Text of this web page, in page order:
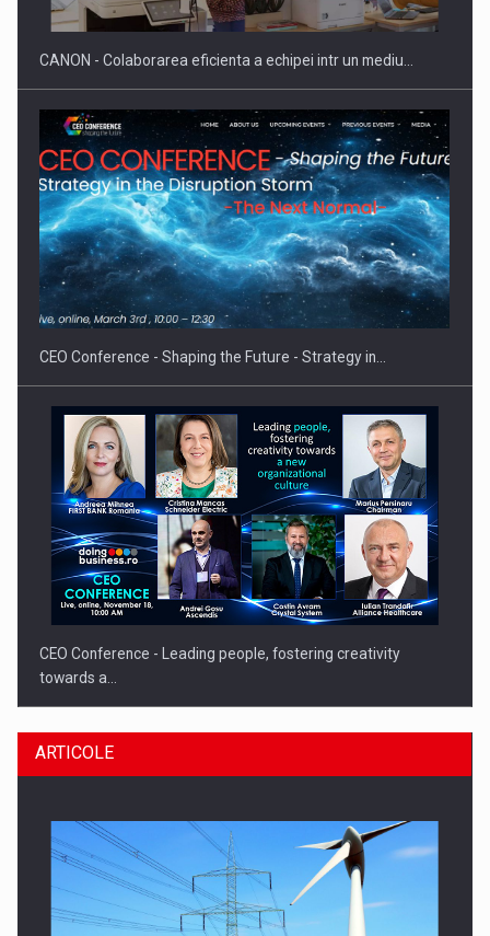
Hard Enduro Piatra Craiului 2026, fueled by benzinariile RO…
CANON - Colaborarea eficienta a echipei intr un mediu…
CEO Conference - Shaping the Future - Strategy in…
CEO Conference - Leading people, fostering creativity
towards a…
ARTICOLE